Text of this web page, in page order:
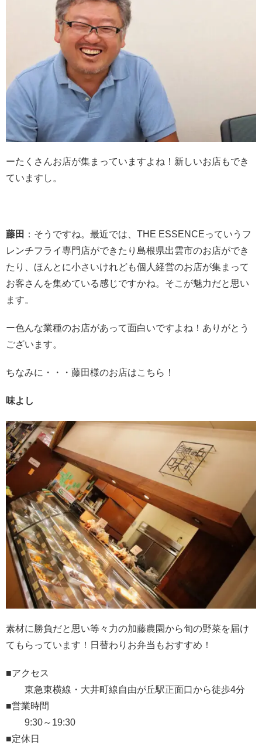
ーたくさんお店が集まっていますよね！新しいお店もでき
ていますし。
藤田 ：そうですね。最近では、THE ESSENCEっていうフ
レンチフライ専門店ができた り島根県出雲市のお店ができ
たり、ほんとに小さいけれども個人経営のお店が集まって
お客さんを集めている感じですかね。そこが魅力だと思い
ます。
ー色んな業種のお店があって面白いですよね！ありがとう
ございます。
ちなみに・・・ 藤田様のお店はこちら！
味よし
素材に勝負だと思い等々力の加藤農園から旬の野菜を届け
てもらっています！ 日替わりお弁当もおすすめ！
■アクセス
東急東横線・大井町線自由が丘駅正面口から徒歩4分
■営業時間
9:30～19:30
■定休日